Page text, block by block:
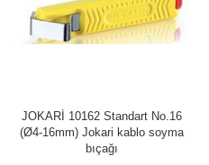
JOKARİ 10162 Standart No.16
(Ø4-16mm) Jokari kablo soyma
bıçağı